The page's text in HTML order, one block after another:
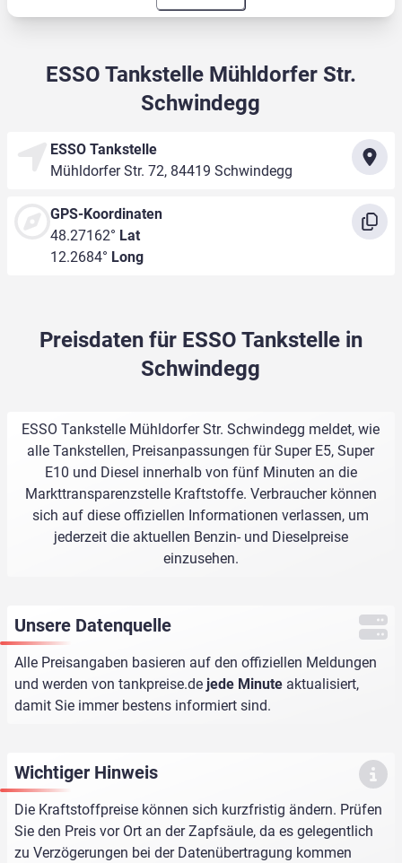
ESSO Tankstelle Mühldorfer Str.
Schwindegg
ESSO Tankstelle
Mühldorfer Str. 72, 84419 Schwindegg
GPS-Koordinaten
48.27162° Lat
12.2684° Long
Preisdaten für ESSO Tankstelle in
Schwindegg
ESSO Tankstelle Mühldorfer Str. Schwindegg meldet, wie
alle Tankstellen, Preisanpassungen für Super E5, Super
E10 und Diesel innerhalb von fünf Minuten an die
Markttransparenzstelle Kraftstoffe. Verbraucher können
sich auf diese offiziellen Informationen verlassen, um
jederzeit die aktuellen Benzin- und Dieselpreise
einzusehen.
Unsere Datenquelle
Alle Preisangaben basieren auf den offiziellen Meldungen
und werden von tankpreise.de jede Minute aktualisiert,
damit Sie immer bestens informiert sind.
Wichtiger Hinweis
Die Kraftstoffpreise können sich kurzfristig ändern. Prüfen
Sie den Preis vor Ort an der Zapfsäule, da es gelegentlich
zu Verzögerungen bei der Datenübertragung kommen